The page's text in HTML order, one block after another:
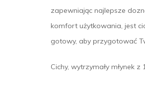
zapewniając najlepsze
komfort użytkowania, jest
gotowy, aby przygotować
Cichy, wytrzymały młynek